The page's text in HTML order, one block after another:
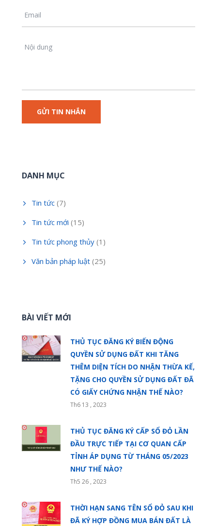
DANH MỤC
Tin tức (7)
Tin tức mới (15)
Tin tức phong thủy (1)
Văn bản pháp luật (25)
BÀI VIẾT MỚI
THỦ TỤC ĐĂNG KÝ BIẾN ĐỘNG
QUYỀN SỬ DỤNG ĐẤT KHI TĂNG
THÊM DIỆN TÍCH DO NHẬN THỪA KẾ,
TẶNG CHO QUYỀN SỬ DỤNG ĐẤT ĐÃ
CÓ GIẤY CHỨNG NHẬN THẾ NÀO?
Th6 13 , 2023
THỦ TỤC ĐĂNG KÝ CẤP SỔ ĐỎ LẦN
ĐẦU TRỰC TIẾP TẠI CƠ QUAN CẤP
TỈNH ÁP DỤNG TỪ THÁNG 05/2023
NHƯ THẾ NÀO?
Th5 26 , 2023
THỜI HẠN SANG TÊN SỔ ĐỎ SAU KHI
ĐÃ KÝ HỢP ĐỒNG MUA BÁN ĐẤT LÀ